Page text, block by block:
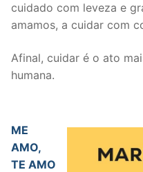
cuidado com leveza e
amamos, a cuidar com
Afinal, cuidar é o ato
humana.
ME
AMO,
TE AMO